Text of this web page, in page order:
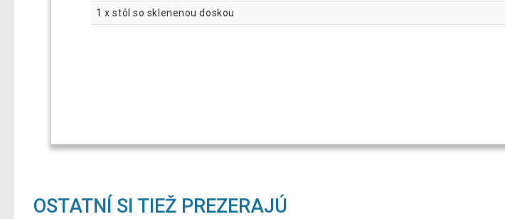
1 x stôl so sklenenou doskou
OSTATNÍ SI TIEŽ PREZERAJÚ